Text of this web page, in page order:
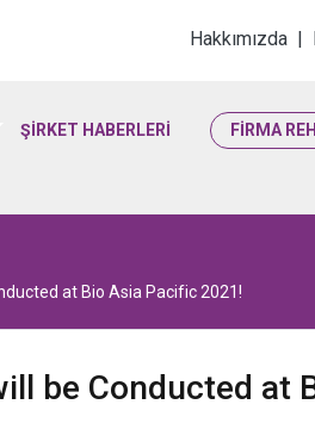
Hakkımızda |
ŞİRKET HABERLERİ FİRMA
at Bio Asia Pacific 2021!
be Conducted at